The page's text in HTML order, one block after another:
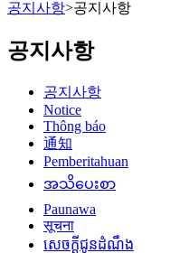
공지사항>공지사항
공지사항
공지사항
Notice
Thông báo
通知
Pemberitahuan
အသိပေးစာ
Paunawa
सूचना
សេចក្តីជូនដំណឹង